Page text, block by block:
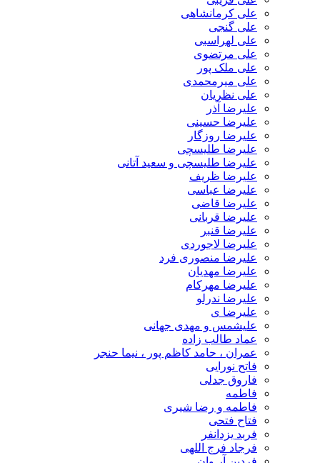
علی کرمانشاهی
علی گنجی
علی لهراسبی
علی مرتضوی
علی ملک پور
علی میرمحمدی
علی نظریان
علیرضا آذر
علیرضا حسینی
علیرضا روزگار
علیرضا طلیسچی
علیرضا طلیسچی و سعید آتانی
علیرضا ظریف
علیرضا عباسی
علیرضا قاضی
علیرضا قربانی
علیرضا قنبر
علیرضا لاجوردی
علیرضا منصوری فرد
علیرضا مهدیان
علیرضا مهرکام
علیرضا ندرلو
علیرضا ی
علیشمس و مهدی جهانی
عماد طالب زاده
عمران ، حامد کاظم پور ، نیما حنجر
فاتح نورایی
فاروق جدلی
فاطمه
فاطمه و رضا شیری
فتاح فتحی
فربد یزدانفر
فرجاد فرج اللهی